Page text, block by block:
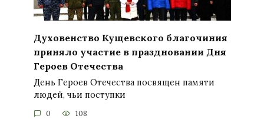
Духовенство Кущевского благочиния
приняло участие в праздновании Дня
Героев Отечества
День Героев Отечества посвящен памяти
людей, чьи поступки
0 108